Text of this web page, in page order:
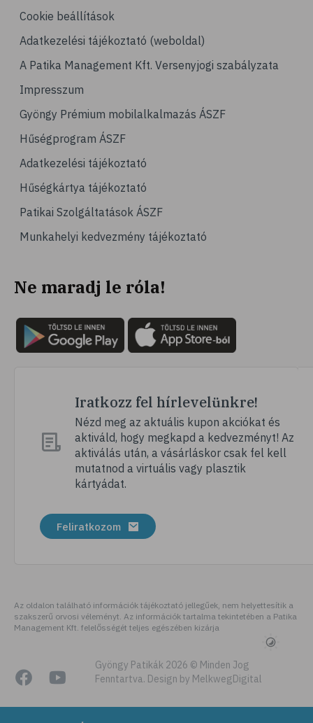
# zöldség
# édesburgonya
# batáta
# köröm
# kollagén
# zselatin
# bőröregedés
# vas
# étrend-kiegészítő
# vaspótlás
# táplálkozás
Cookie beállítások
Adatkezelési tájékoztató (weboldal)
A Patika Management Kft. Versenyjogi szabályzata
Impresszum
Gyöngy Prémium mobilalkalmazás ÁSZF
Hűségprogram ÁSZF
Adatkezelési tájékoztató
Hűségkártya tájékoztató
Patikai Szolgáltatások ÁSZF
Munkahelyi kedvezmény tájékoztató
Ne maradj le róla!
Iratkozz fel hírlevelünkre!
Nézd meg az aktuális kupon akciókat és
aktiváld, hogy megkapd a kedvezményt! Az
aktiválás után, a vásárláskor csak fel kell
mutatnod a virtuális vagy plasztik
kártyádat.
Feliratkozom
Az oldalon található információk tájékoztató jellegűek, nem helyettesítik a
szakszerű orvosi véleményt. Az információk tartalma tekintetében a Patika
Management Kft. felelősségét teljes egészében kizárja
Gyöngy Patikák 2026 © Minden Jog
Fenntartva. Design by MelkwegDigital